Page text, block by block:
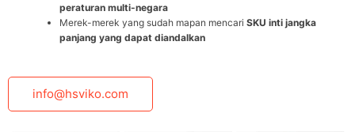
peraturan multi-negara
Merek-merek yang sudah mapan mencari SKU inti jangka
panjang yang dapat diandalkan
info@hsviko.com